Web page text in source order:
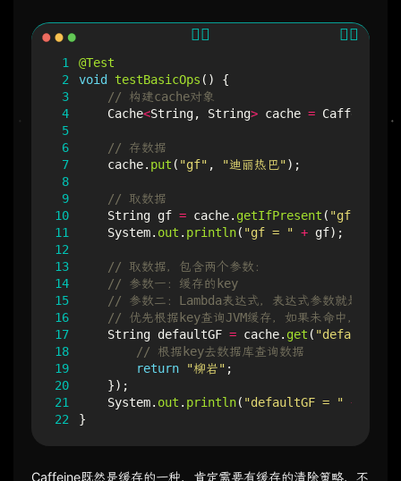
1
2
3
4
5
6
7
8
9
10
11
12
13
14
15
16
17
18
19
20
21
22
@Test
void
testBasicOps ()
{
// 构建cache对象
Cache<String, String> cache = Caffeine
// 存数据
cache. put ( "gf" , "迪丽热巴");
// 取数据
String gf = cache. getIfPresent ( "gf"
System. out . println( "gf = " + gf);
// 取数据，包含两个参数：
// 参数一：缓存的key
// 参数二：Lambda表达式，表达式参数就是缓存
// 优先根据key查询JVM缓存，如果未命中，则执行
String defaultGF = cache. get ( "defaultGF"
// 根据key去数据库查询数据
return
"柳岩" ;
});
System. out . println( "defaultGF = " +
}
Caffeine既然是缓存的一种，肯定需要有缓存的清除策略，不